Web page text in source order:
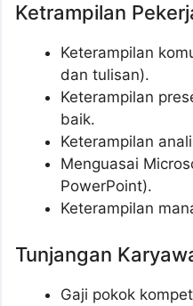
Ketrampilan
Keterampilan
dan tulisan).
Keterampilan
baik.
Keterampilan
Menguasai
PowerPoint).
Keterampilan
Tunjangan
Gaji pokok